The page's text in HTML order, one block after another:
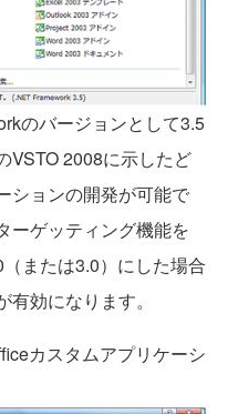
のバージョンとして3.5
VSTO 2008に示したど
ションの開発が可能で
ーゲッティング機能を
または3.0）にした場合
効になります。
カスタムアプリケーシ